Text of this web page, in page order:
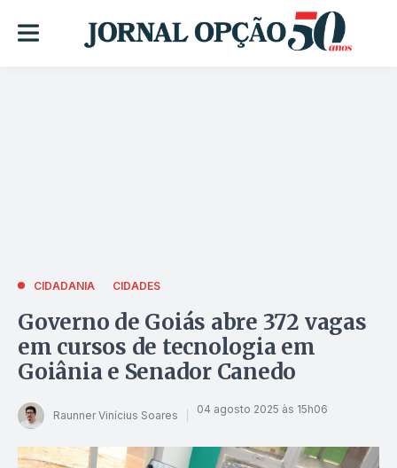
CIDADANIA CIDADES
Governo de Goiás abre 372 vagas
em cursos de tecnologia em
Goiânia e Senador Canedo
Raunner Vinícius Soares 04 agosto 2025 às 15h06